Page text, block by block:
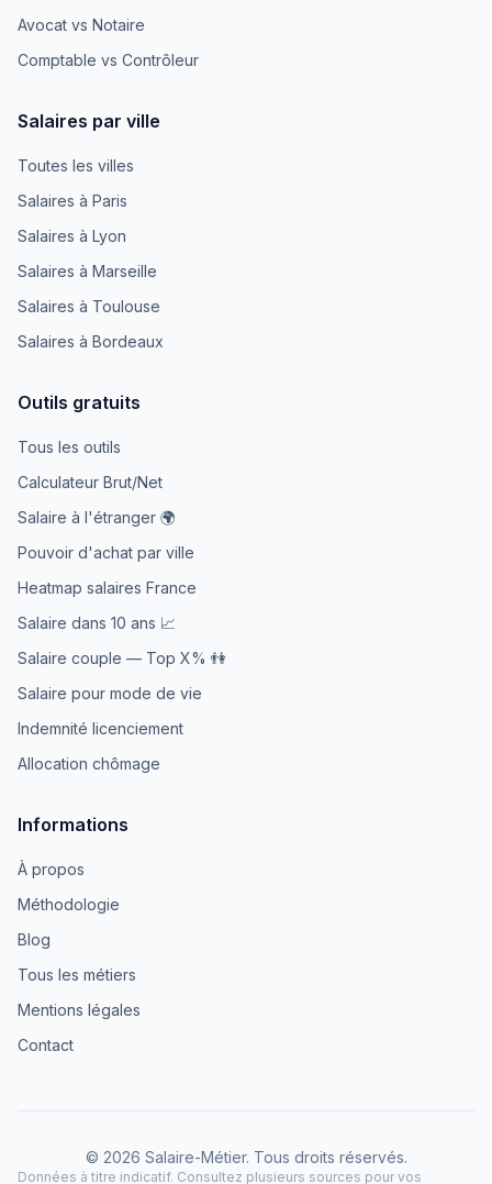
Avocat vs Notaire
Comptable vs Contrôleur
Salaires par ville
Toutes les villes
Salaires à Paris
Salaires à Lyon
Salaires à Marseille
Salaires à Toulouse
Salaires à Bordeaux
Outils gratuits
Tous les outils
Calculateur Brut/Net
Salaire à l'étranger 🌍
Pouvoir d'achat par ville
Heatmap salaires France
Salaire dans 10 ans 📈
Salaire couple — Top X% 👫
Salaire pour mode de vie
Indemnité licenciement
Allocation chômage
Informations
À propos
Méthodologie
Blog
Tous les métiers
Mentions légales
Contact
© 2026 Salaire-Métier. Tous droits réservés.
Données à titre indicatif. Consultez plusieurs sources pour vos